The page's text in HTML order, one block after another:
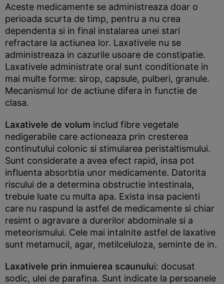
Aceste medicamente se administreaza doar o
perioada scurta de timp, pentru a nu crea
dependenta si in final instalarea unei stari
refractare la actiunea lor. Laxativele nu se
administreaza in cazurile usoare de constipatie.
Laxativele administrate oral sunt conditionate in
mai multe forme: sirop, capsule, pulberi, granule.
Mecanismul lor de actiune difera in functie de
clasa.
Laxativele de volum includ fibre vegetale
nedigerabile care actioneaza prin cresterea
continutului colonic si stimularea peristaltismului.
Sunt considerate a avea efect rapid, insa pot
influenta absorbtia unor medicamente. Datorita
riscului de a determina obstructie intestinala,
trebuie luate cu multa apa. Exista insa pacienti
care nu raspund la astfel de medicamente si chiar
resimt o agravare a durerilor abdominale si a
meteorismului. Cele mai intalnite astfel de laxative
sunt metamucil, agar, metilceluloza, seminte de in.
Laxativele prin inmuierea scaunului: docusat
sodic, ulei de parafina. Sunt indicate la persoanele